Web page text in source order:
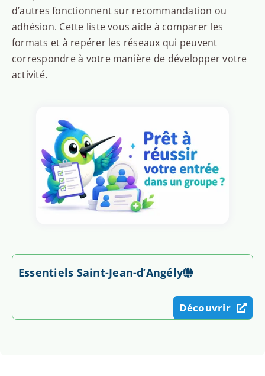
d’autres fonctionnent sur recommandation ou
adhésion. Cette liste vous aide à comparer les
formats et à repérer les réseaux qui peuvent
correspondre à votre manière de développer votre
activité.
Essentiels Saint-Jean-d’Angély
Découvrir